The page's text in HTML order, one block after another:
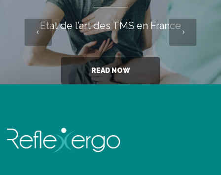
Etat de l’art des TMS en France
READ NOW